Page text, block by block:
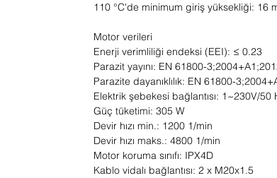
110 °C'de minimum giriş yüksekliği: 16
Motor verileri
Enerji verimliliği endeksi (EEI): ≤ 0.23
Parazit yayını: EN 61800-
Parazite dayanıklılık: EN 61800-
Elektrik şebekesi bağlantısı: 1~230V/50
Güç tüketimi: 305 W
Devir hızı min.: 1200 1/min
Devir hızı maks.: 4800 1/min
Motor koruma sınıfı: IPX4D
Kablo vidalı bağlantısı: 2 x M20x1.5